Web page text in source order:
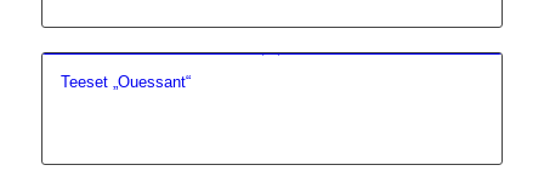
Teeset „Ouessant“